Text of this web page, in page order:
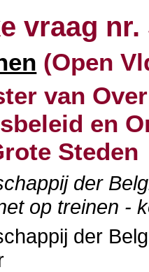
vraag nr.
(Open
van
en
Steden
der
op treinen -
der